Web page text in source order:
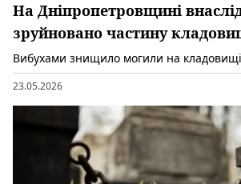
На Дніпропетровщині
зруйновано частину
Вибухами знищило могили на
23.05.2026